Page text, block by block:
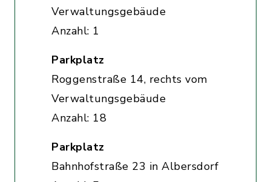
Verwaltungsgebäude
Anzahl: 1
Parkplatz
Roggenstraße 14, rechts vom
Verwaltungsgebäude
Anzahl: 18
Parkplatz
Bahnhofstraße 23 in Albersdorf